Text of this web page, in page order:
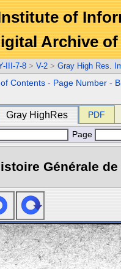
of
Archive
III-7-8 > V-2 > Gray High Res.
Contents - Page Number -
Gray HighRes PDF
Page
Générale